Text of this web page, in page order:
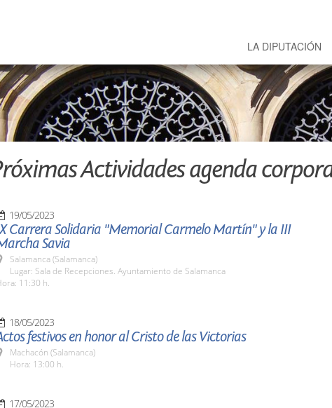
LA DIPUTACIÓN
Actividades agenda
19/05/2023
Carrera Solidaria "Memorial Carmelo Martín" y la III
Savia
Salamanca (Salamanca)
Lugar: Sala de Recepciones. Ayuntamiento de Salamanca
11:30 h.
18/05/2023
festivos en honor al Cristo de las Victorias
Machacón (Salamanca)
Hora: 13:00 h.
17/05/2023